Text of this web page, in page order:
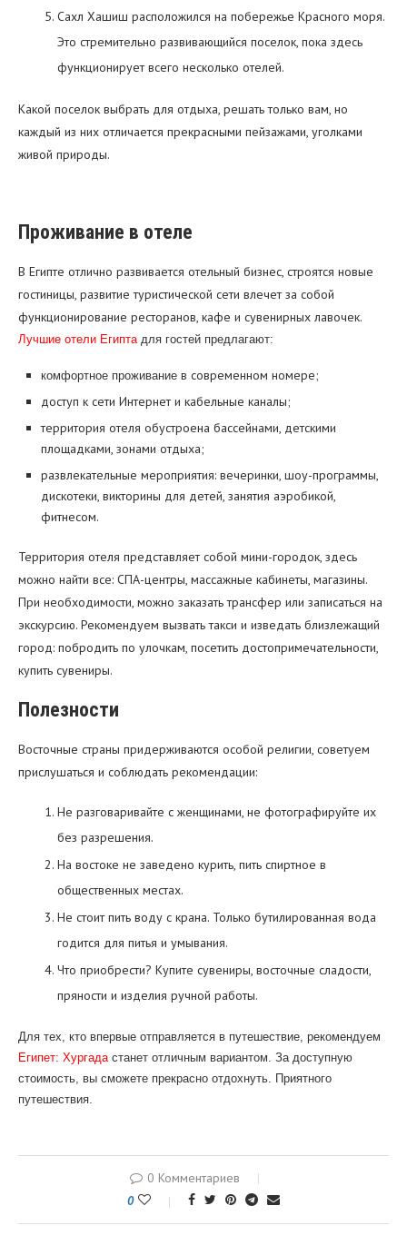
Сахл Хашиш расположился на побережье Красного моря.
Это стремительно развивающийся поселок, пока здесь
функционирует всего несколько отелей.
Какой поселок выбрать для отдыха, решать только вам, но
каждый из них отличается прекрасными пейзажами, уголками
живой природы.
Проживание в отеле
В Египте отлично развивается отельный бизнес, строятся новые
гостиницы, развитие туристической сети влечет за собой
функционирование ресторанов, кафе и сувенирных лавочек.
Лучшие отели Египта для гостей предлагают:
комфортное проживание в современном номере;
доступ к сети Интернет и кабельные каналы;
территория отеля обустроена бассейнами, детскими
площадками, зонами отдыха;
развлекательные мероприятия: вечеринки, шоу-программы,
дискотеки, викторины для детей, занятия аэробикой,
фитнесом.
Территория отеля представляет собой мини-городок, здесь
можно найти все: СПА-центры, массажные кабинеты, магазины.
При необходимости, можно заказать трансфер или записаться на
экскурсию. Рекомендуем вызвать такси и изведать близлежащий
город: побродить по улочкам, посетить достопримечательности,
купить сувениры.
Полезности
Восточные страны придерживаются особой религии, советуем
прислушаться и соблюдать рекомендации:
Не разговаривайте с женщинами, не фотографируйте их
без разрешения.
На востоке не заведено курить, пить спиртное в
общественных местах.
Не стоит пить воду с крана. Только бутилированная вода
годится для питья и умывания.
Что приобрести? Купите сувениры, восточные сладости,
пряности и изделия ручной работы.
Для тех, кто впервые отправляется в путешествие, рекомендуем
Египет: Хургада станет отличным вариантом. За доступную
стоимость, вы сможете прекрасно отдохнуть. Приятного
путешествия.
0 Комментариев
0